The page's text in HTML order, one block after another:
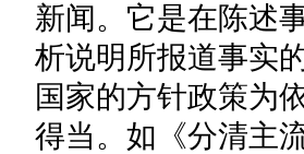
新闻。它是在陈述
析说明所报道事实
国家的方针政策为
得当。如《分清主